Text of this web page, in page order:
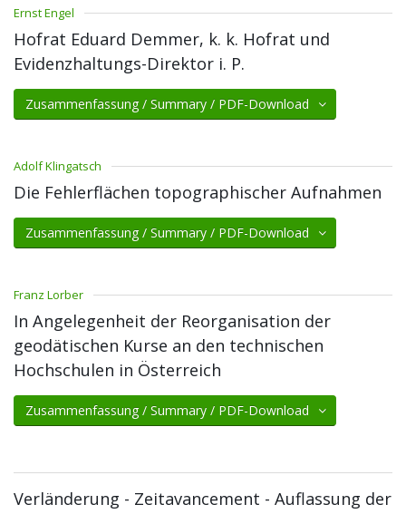
Ernst Engel
Hofrat Eduard Demmer, k. k. Hofrat und
Evidenzhaltungs-Direktor i. P.
Zusammenfassung / Summary / PDF-Download
Adolf Klingatsch
Die Fehlerflächen topographischer Aufnahmen
Zusammenfassung / Summary / PDF-Download
Franz Lorber
In Angelegenheit der Reorganisation der
geodätischen Kurse an den technischen
Hochschulen in Österreich
Zusammenfassung / Summary / PDF-Download
Verländerung - Zeitavancement - Auflassung der